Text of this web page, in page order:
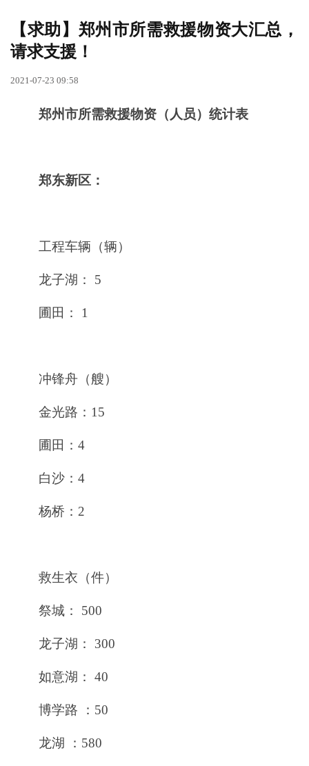
【求助】郑州市所需救援物资大汇总，
请求支援！
2021-07-23 09:58
郑州市所需救援物资（人员）统计表
郑东新区：
工程车辆（辆）
龙子湖： 5
圃田： 1
冲锋舟（艘）
金光路：15
圃田：4
白沙：4
杨桥：2
救生衣（件）
祭城： 500
龙子湖： 300
如意湖： 40
博学路 ：50
龙湖 ：580